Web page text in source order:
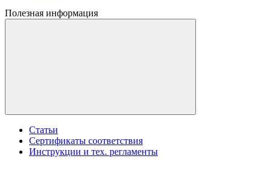
Полезная информация
Статьи
Сертификаты соответствия
Инструкции и тех. регламенты